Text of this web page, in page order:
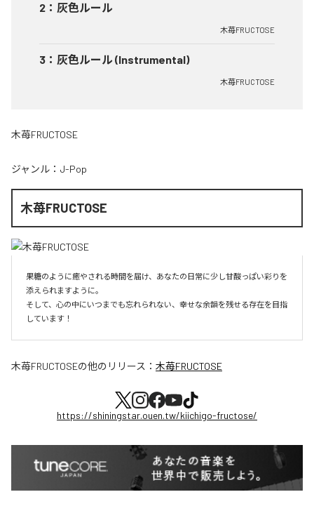
2 ： 灰色ルール
木苺FRUCTOSE
3 ： 灰色ルール (Instrumental)
木苺FRUCTOSE
木苺FRUCTOSE
ジャンル： J-Pop
木苺FRUCTOSE
果糖のように癒やされる時間を届け、あなたの日常に少し甘酸っぱい彩りを
添えられますように。
そして、心の中にいつまでも忘れられない、幸せな余韻を残せる存在を目指
しています！
木苺FRUCTOSEの他のリリース： 木苺FRUCTOSE
https://shiningstar.ouen.tw/kiichigo-fructose/